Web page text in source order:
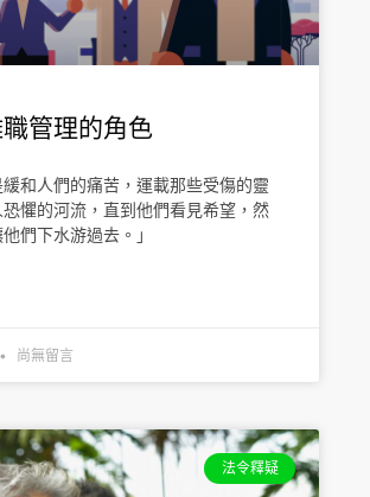
管理的角色
緩和人們的痛苦，運載那些受傷的靈
懼的河流，直到他們看見希望，然
們下水游過去。」
尚無留言
法令釋疑